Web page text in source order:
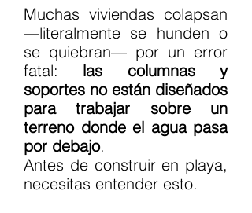
Muchas viviendas colapsan
—literalmente se hunden o
se quiebran— por un error
fatal: las columnas y
soportes no están diseñados
para trabajar sobre un
terreno donde el agua pasa
por debajo.
Antes de construir en playa,
necesitas entender esto.